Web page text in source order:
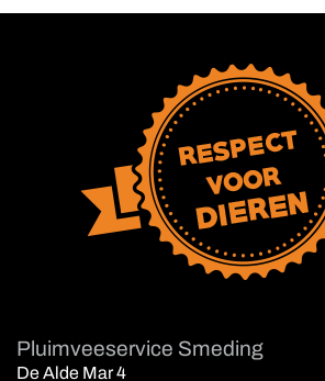
Pluimveeservice Smeding
De Alde Mar 4